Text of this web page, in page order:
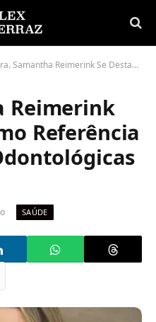
Reimerink Se Destaca Como Referência em Cirurgias Odontológicas e Estéticas
Reimerink
Referência
SAÚDE